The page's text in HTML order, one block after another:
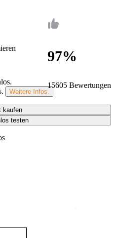
97%
15605 Bewertungen
.
Weitere Infos.
kaufen
testen